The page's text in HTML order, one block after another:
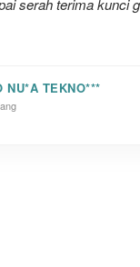
serah terima kunci
NU*A TEKNO***